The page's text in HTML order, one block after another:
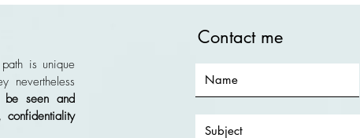
is unique
nevertheless
seen and
Contact me